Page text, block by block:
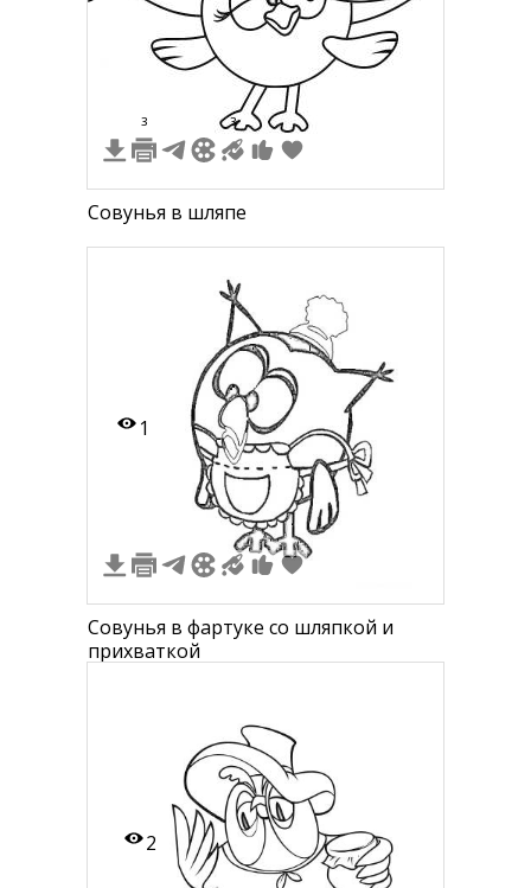
3 3
Совунья в шляпе
1
Совунья в фартуке со шляпкой и
прихваткой
2